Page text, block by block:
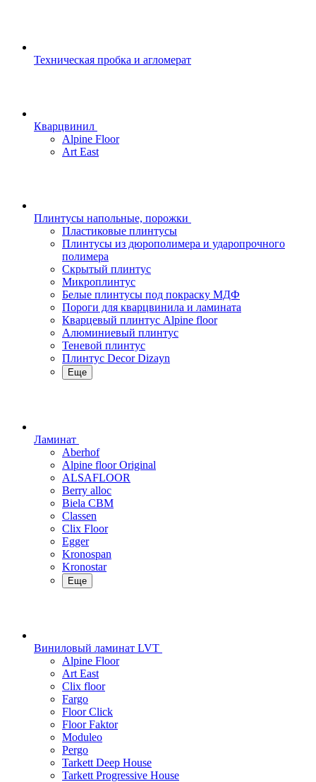
Техническая пробка и агломерат
Кварцвинил
Alpine Floor
Art East
Плинтусы напольные, порожки
Пластиковые плинтусы
Плинтусы из дюрополимера и ударопрочного
полимера
Скрытый плинтус
Микроплинтус
Белые плинтусы под покраску МДФ
Пороги для кварцвинила и ламината
Кварцевый плинтус Alpine floor
Алюминиевый плинтус
Теневой плинтус
Плинтус Decor Dizayn
Еще
Ламинат
Aberhof
Alpine floor Original
ALSAFLOOR
Berry alloc
Biela CBM
Classen
Clix Floor
Egger
Kronospan
Kronostar
Еще
Виниловый ламинат LVT
Alpine Floor
Art East
Clix floor
Fargo
Floor Click
Floor Faktor
Moduleo
Pergo
Tarkett Deep House
Tarkett Progressive House